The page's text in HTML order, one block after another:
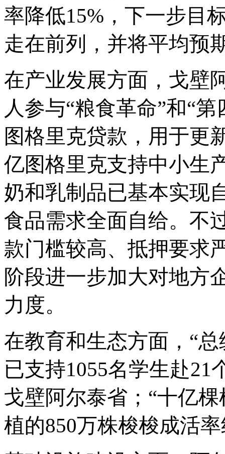
率降低15%，下一步目
走在前列，并将平均预
在产业发展方面，戈壁
人参与“粮食革命”和“
图格里克贷款，用于更
亿图格里克支持中小生
奶和乳制品已基本实现
食品需求全面自给。不
款门槛较高、抵押要求
阶段进一步加大对地方
力度。
在教育和生态方面， “总
已支持1055名学生赴21
戈壁阿尔泰省；“十亿
植的850万株梭梭成活